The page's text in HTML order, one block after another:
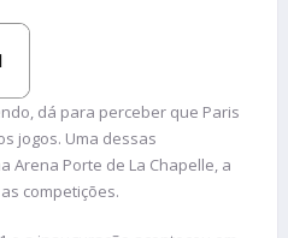
dá para perceber que Paris
jogos. Uma dessas
Arena Porte de La Chapelle, a
competições.